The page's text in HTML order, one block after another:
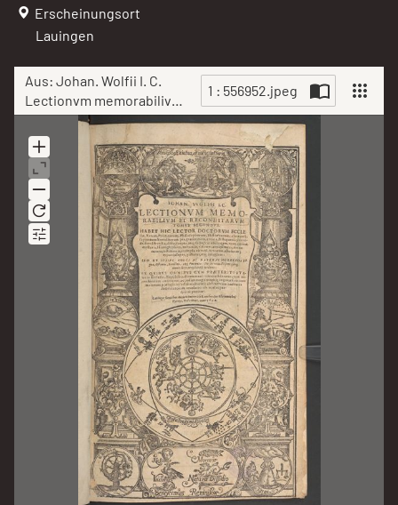
Aus: Johan. Wolfii I. C.
Lectionvm memorabilivm
et reconditarvm
centenarii XVI. : habet hic
lector doctorum Ecclesiæ,
Vatum, Politicorum,
Philosophorum,
Historicorum, ...
1 : 556952.jpeg
Scan
Erscheinungsort
Lauingen